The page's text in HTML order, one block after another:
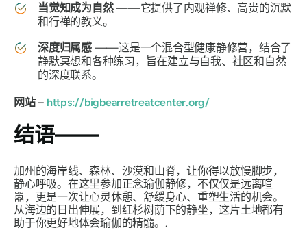
当觉知成为自然——它提供了内观禅修、高贵的沉默
和行禅的教义。
深度归属感——这是一个混合型健康静修营，结合了
静默冥想和各种练习，旨在建立与自我、社区和自然
的深度联系。
网站 – https://bigbearretreatcenter.org/
结语——
加州的海岸线、森林、沙漠和山脊，让你得以放慢脚步，
静心呼吸。在这里参加正念瑜伽静修，不仅仅是远离喧
嚣，更是一次让心灵休憩、舒缓身心、重塑生活的机会。
从海边的日出伸展，到红杉树荫下的静坐，这片土地都有
助于你更好地体会瑜伽的精髓。.